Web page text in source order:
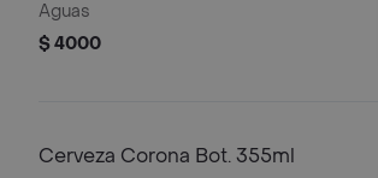
Aguas
$ 4000
Cerveza Corona Bot. 355ml